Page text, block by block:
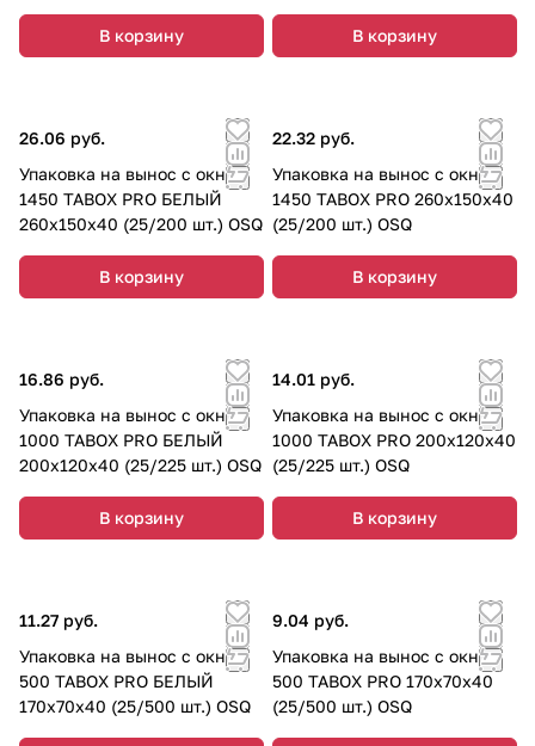
В корзину В корзину
26.06 руб.
Упаковка на вынос с окном
1450 TABOX PRO БЕЛЫЙ
260х150х40 (25/200 шт.) OSQ
В корзину
22.32 руб.
Упаковка на вынос с окном
1450 TABOX PRO 260х150х40
(25/200 шт.) OSQ
В корзину
16.86 руб.
Упаковка на вынос с окном
1000 TABOX PRO БЕЛЫЙ
200х120х40 (25/225 шт.) OSQ
В корзину
14.01 руб.
Упаковка на вынос с окном
1000 TABOX PRO 200х120х40
(25/225 шт.) OSQ
В корзину
11.27 руб.
Упаковка на вынос с окном
500 TABOX PRO БЕЛЫЙ
170х70х40 (25/500 шт.) OSQ
9.04 руб.
Упаковка на вынос с окном
500 TABOX PRO 170х70х40
(25/500 шт.) OSQ